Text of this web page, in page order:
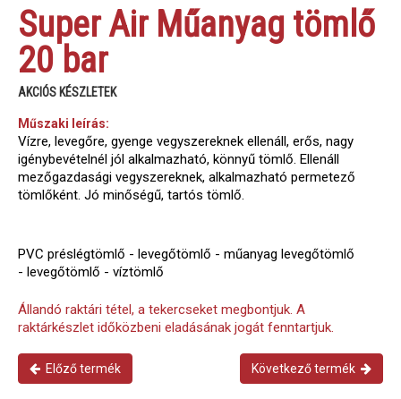
Super Air Műanyag tömlő
20 bar
AKCIÓS KÉSZLETEK
Műszaki leírás:
Vízre, levegőre, gyenge vegyszereknek ellenáll, erős, nagy
igénybevételnél jól alkalmazható, könnyű tömlő. Ellenáll
mezőgazdasági vegyszereknek, alkalmazható permetező
tömlőként. Jó minőségű, tartós tömlő.
PVC préslégtömlő - levegőtömlő - műanyag levegőtömlő
- levegőtömlő - víztömlő
Állandó raktári tétel, a tekercseket megbontjuk. A
raktárkészlet időközbeni eladásának jogát fenntartjuk.
Előző termék Következő termék